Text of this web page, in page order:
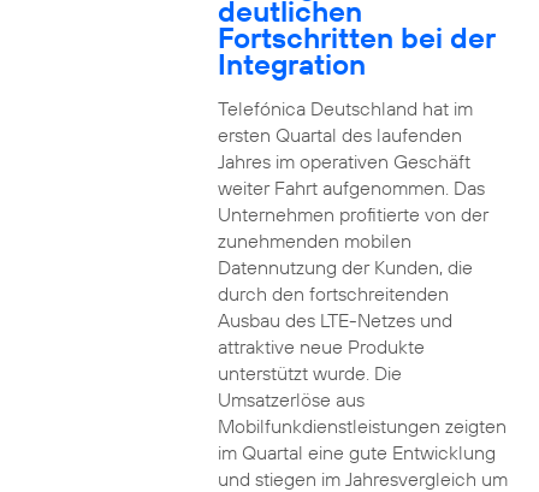
deutlichen
Fortschritten bei der
Integration
Telefónica Deutschland hat im
ersten Quartal des laufenden
Jahres im operativen Geschäft
weiter Fahrt aufgenommen. Das
Unternehmen profitierte von der
zunehmenden mobilen
Datennutzung der Kunden, die
durch den fortschreitenden
Ausbau des LTE-Netzes und
attraktive neue Produkte
unterstützt wurde. Die
Umsatzerlöse aus
Mobilfunkdienstleistungen zeigten
im Quartal eine gute Entwicklung
und stiegen im Jahresvergleich um